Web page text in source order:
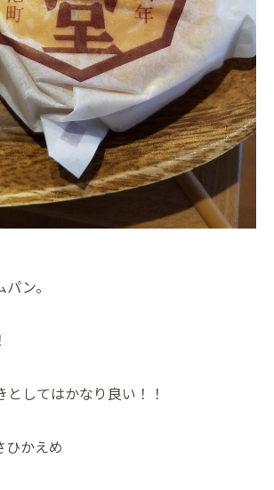
ン。
してはかなり良い！！
ひかえめ